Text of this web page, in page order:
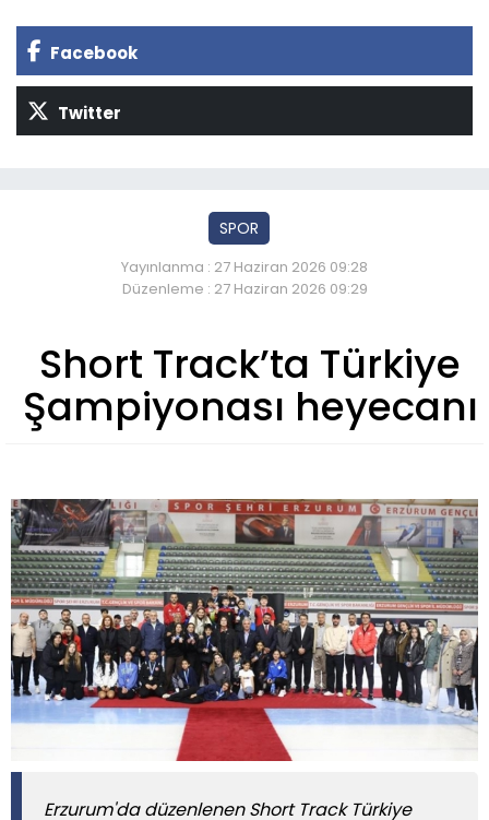
Facebook
Twitter
SPOR
Yayınlanma : 27 Haziran 2026 09:28
Düzenleme : 27 Haziran 2026 09:29
Short Track’ta Türkiye
Şampiyonası heyecanı
Erzurum'da düzenlenen Short Track Türkiye